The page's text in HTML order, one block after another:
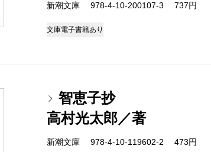
新潮文庫 978-4-10-200107-3 737円
文庫電子書籍あり
智恵子抄
高村光太郎／著
新潮文庫 978-4-10-119602-2 473円